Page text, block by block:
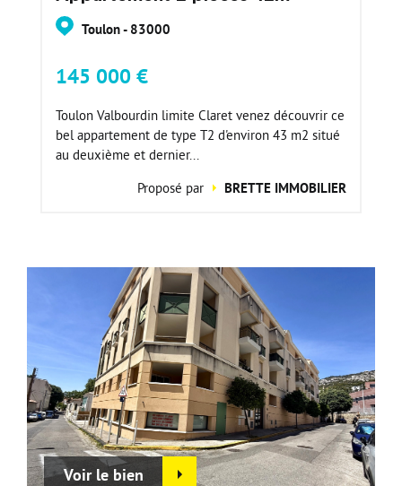
Toulon - 83000
145 000 €
Toulon Valbourdin limite Claret venez découvrir ce
bel appartement de type T2 d'environ 43 m2 situé
au deuxième et dernier...
Proposé par
BRETTE IMMOBILIER
Voir le bien